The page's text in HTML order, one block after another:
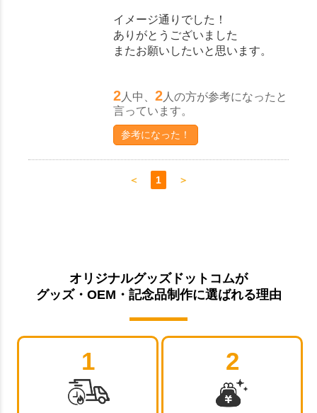
イメージ通りでした！
ありがとうございました
またお願いしたいと思います。
2 人中、 2 人の方が参考になったと
言っています。
参考になった！
＜ 1 ＞
オリジナルグッズドットコムが
グッズ・OEM・記念品制作に選ばれる理由
1 2